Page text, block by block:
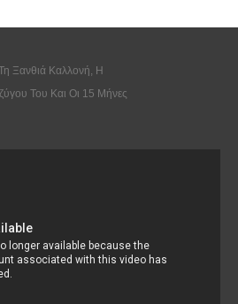
Ξανθιά Καλλονή, Η
Του Και Οι 15 Μήνες